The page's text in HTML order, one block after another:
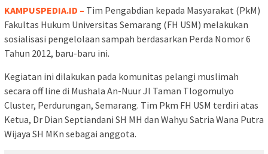
KAMPUSPEDIA.ID – Tim Pengabdian kepada Masyarakat (PkM)
Fakultas Hukum Universitas Semarang (FH USM) melakukan
sosialisasi pengelolaan sampah berdasarkan Perda Nomor 6
Tahun 2012, baru-baru ini.
Kegiatan ini dilakukan pada komunitas pelangi muslimah
secara off line di Mushala An-Nuur Jl Taman Tlogomulyo
Cluster, Perdurungan, Semarang. Tim Pkm FH USM terdiri atas
Ketua, Dr Dian Septiandani SH MH dan Wahyu Satria Wana Putra
Wijaya SH MKn sebagai anggota.